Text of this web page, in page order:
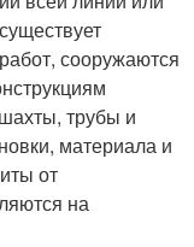
сооружаются
трубы и
материала и
от
на